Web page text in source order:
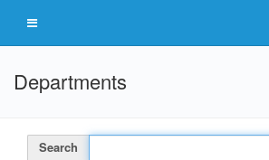
Departments
Search